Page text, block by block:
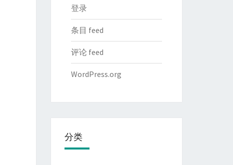
登录
条目 feed
评论 feed
WordPress.org
分类